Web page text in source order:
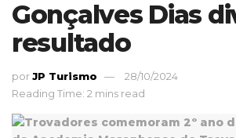
Gonçalves Dias
resultado
porJP Turismo
28/10/2024
Reading Time: 2 mins read